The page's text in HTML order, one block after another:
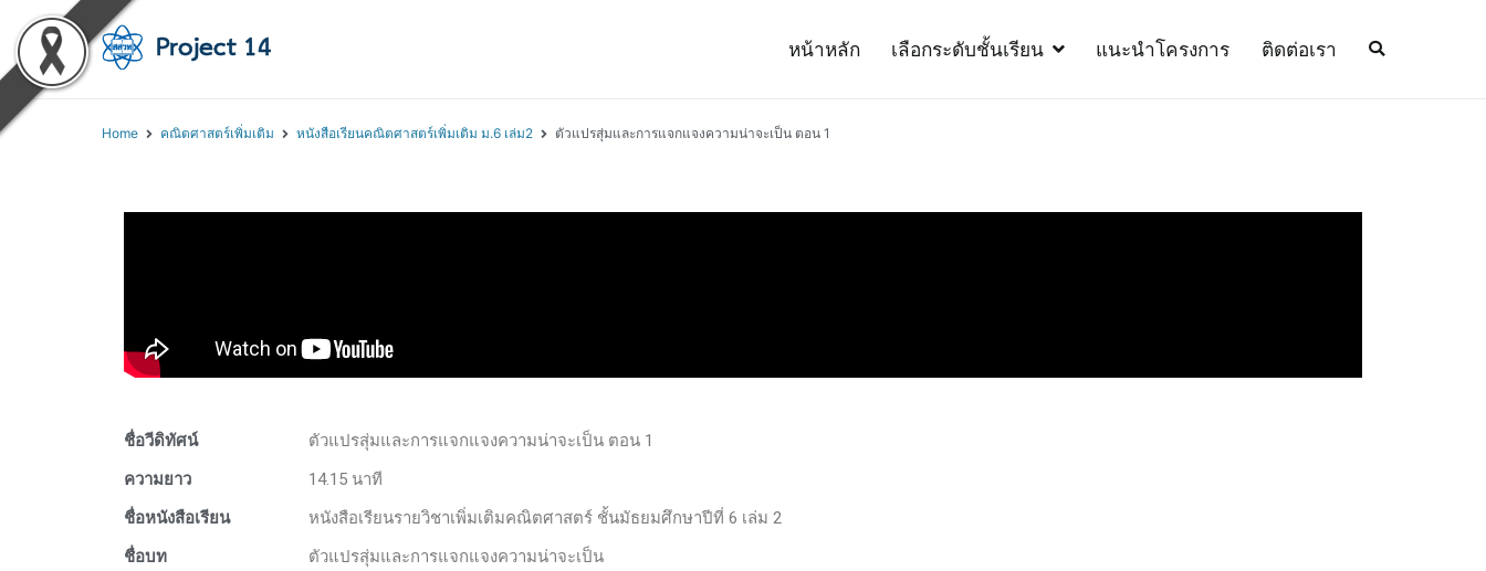
หน้าหลัก เลือกระดับชั้นเรียน แนะนำโครงการ ติดต่อเรา
Home คณิตศาสตร์เพิ่มเติม หนังสือเรียนคณิตศาสตร์เพิ่มเติม ม.6 เล่ม2 ตัวแปรสุ่มและการแจกแจงความน่าจะเป็น ตอน 1
ชื่อวีดิทัศน์
ตัวแปรสุ่มและการแจกแจงความน่าจะเป็น ตอน 1
ความยาว
14.15 นาที
ชื่อหนังสือเรียน
หนังสือเรียนรายวิชาเพิ่มเติมคณิตศาสตร์ ชั้นมัธยมศึกษาปีที่ 6 เล่ม 2
ชื่อบท
ตัวแปรสุ่มและการแจกแจงความน่าจะเป็น